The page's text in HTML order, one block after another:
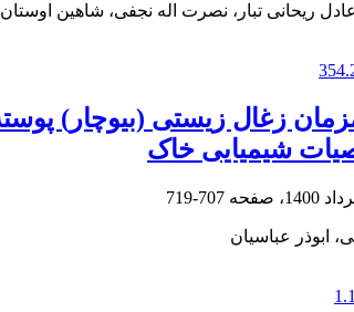
ریحانی تبار، نصرت اله نجفی، شاهین اوستان
شیمیایی خاک
707-719
ابوذر عباسیان